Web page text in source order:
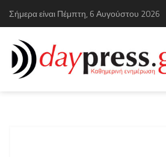
Σήμερα είναι Πέμπτη, 6 Αυγούστου 2026